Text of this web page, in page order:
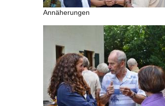
Annäherungen